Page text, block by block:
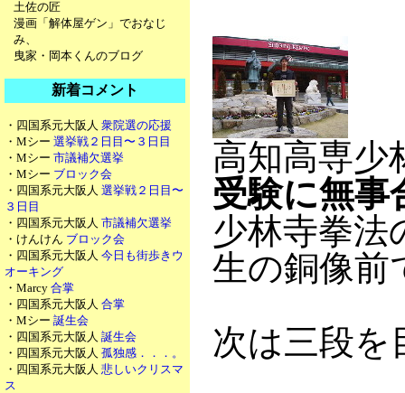
土佐の匠
漫画「解体屋ゲン」でおなじ
み、
曳家・岡本くんのブログ
新着コメント
・四国系元大阪人 衆院選の応援
・Mシー 選挙戦２日目〜３日目
・Mシー 市議補欠選挙
・Mシー ブロック会
・四国系元大阪人 選挙戦２日目〜
３日目
・四国系元大阪人 市議補欠選挙
・けんけん ブロック会
・四国系元大阪人 今日も街歩きウ
オーキング
・Marcy 合掌
・四国系元大阪人 合掌
・Mシー 誕生会
・四国系元大阪人 誕生会
・四国系元大阪人 孤独感．．．。
・四国系元大阪人 悲しいクリスマ
ス
高知高専少
受験に無事
少林寺拳法
生の銅像前
次は三段を